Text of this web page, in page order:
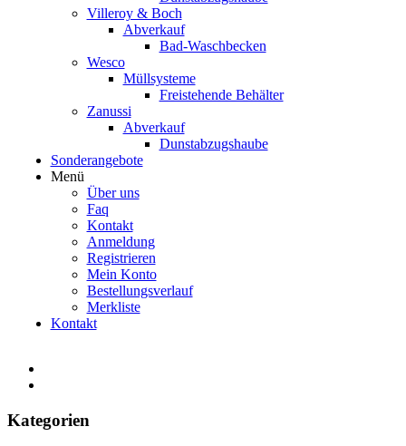
Villeroy & Boch
Abverkauf
Bad-Waschbecken
Wesco
Müllsysteme
Freistehende Behälter
Zanussi
Abverkauf
Dunstabzugshaube
Sonderangebote
Menü
Über uns
Faq
Kontakt
Anmeldung
Registrieren
Mein Konto
Bestellungsverlauf
Merkliste
Kontakt
Kategorien